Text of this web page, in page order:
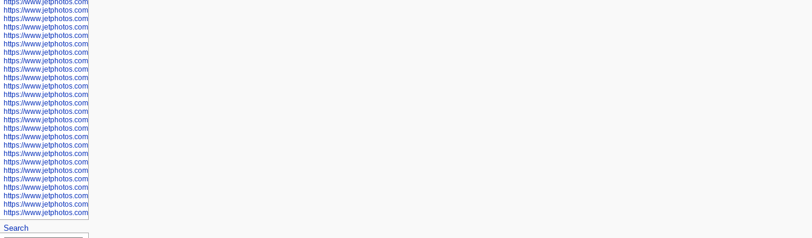
https://www.jetphotos.com/photographer/600576
https://www.jetphotos.com/photographer/600577
https://www.jetphotos.com/photographer/600578
https://www.jetphotos.com/photographer/600666
https://www.jetphotos.com/photographer/600668
https://www.jetphotos.com/photographer/600669
https://www.jetphotos.com/photographer/600670
https://www.jetphotos.com/photographer/602963
https://www.jetphotos.com/photographer/601276
https://www.jetphotos.com/photographer/601280
https://www.jetphotos.com/photographer/601281
https://www.jetphotos.com/photographer/601284
https://www.jetphotos.com/photographer/601285
https://www.jetphotos.com/photographer/601286
https://www.jetphotos.com/photographer/601287
https://www.jetphotos.com/photographer/601288
https://www.jetphotos.com/photographer/601291
https://www.jetphotos.com/photographer/601293
https://www.jetphotos.com/photographer/602776
https://www.jetphotos.com/photographer/602777
https://www.jetphotos.com/photographer/602955
https://www.jetphotos.com/photographer/602956
https://www.jetphotos.com/photographer/602957
https://www.jetphotos.com/photographer/602959
https://www.jetphotos.com/photographer/602960
https://www.jetphotos.com/photographer/602961
Search